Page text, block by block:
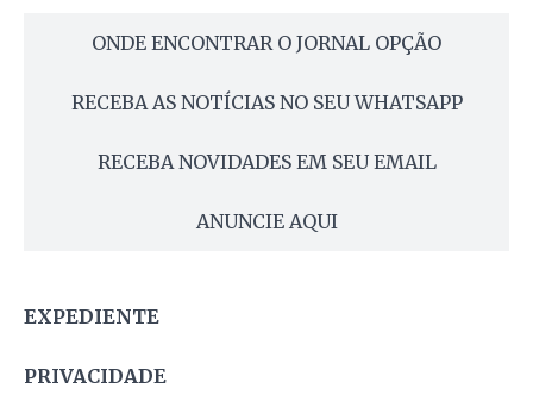
ONDE ENCONTRAR O JORNAL OPÇÃO
RECEBA AS NOTÍCIAS NO SEU WHATSAPP
RECEBA NOVIDADES EM SEU EMAIL
ANUNCIE AQUI
EXPEDIENTE
PRIVACIDADE